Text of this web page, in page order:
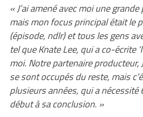
« J’ai amené avec moi une
mais mon focus principal était le
(épisode, ndlr) et tous les gens
tel que Knate Lee, qui a co-écrite
moi. Notre partenaire producteur,
se sont occupés du reste, mais
plusieurs années, qui a nécessité
début à sa conclusion. »